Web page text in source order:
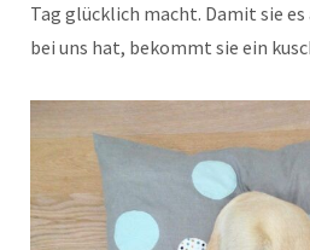
Tag glücklich macht. Damit sie
bei uns hat, bekommt sie ein